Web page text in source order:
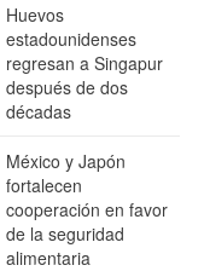
Huevos
estadounidenses
regresan a Singapur
después de dos
décadas
México y Japón
fortalecen
cooperación en favor
de la seguridad
alimentaria